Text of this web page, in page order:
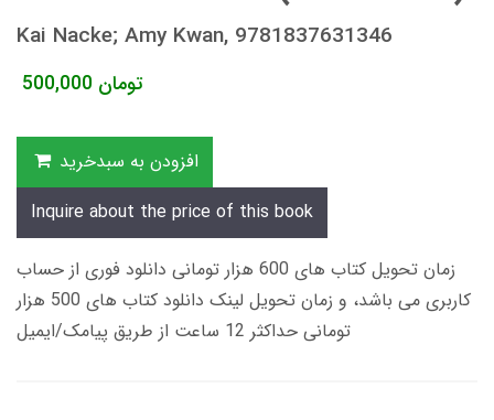
Kai Nacke; Amy Kwan, 9781837631346
500,000 تومان
افزودن به سبدخرید
Inquire about the price of this book
زمان تحویل کتاب های 600 هزار تومانی دانلود فوری از حساب
کاربری می باشد، و زمان تحویل لینک دانلود کتاب های 500 هزار
تومانی حداکثر 12 ساعت از طریق پیامک/ایمیل